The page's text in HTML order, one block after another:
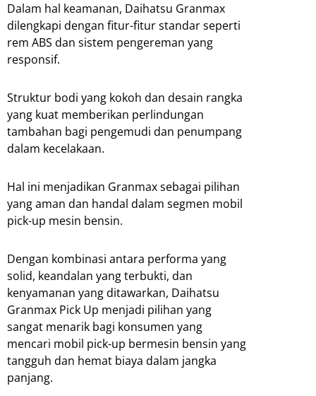
Dalam hal keamanan, Daihatsu Granmax
dilengkapi dengan fitur-fitur standar seperti
rem ABS dan sistem pengereman yang
responsif.
Struktur bodi yang kokoh dan desain rangka
yang kuat memberikan perlindungan
tambahan bagi pengemudi dan penumpang
dalam kecelakaan.
Hal ini menjadikan Granmax sebagai pilihan
yang aman dan handal dalam segmen mobil
pick-up mesin bensin.
Dengan kombinasi antara performa yang
solid, keandalan yang terbukti, dan
kenyamanan yang ditawarkan, Daihatsu
Granmax Pick Up menjadi pilihan yang
sangat menarik bagi konsumen yang
mencari mobil pick-up bermesin bensin yang
tangguh dan hemat biaya dalam jangka
panjang.